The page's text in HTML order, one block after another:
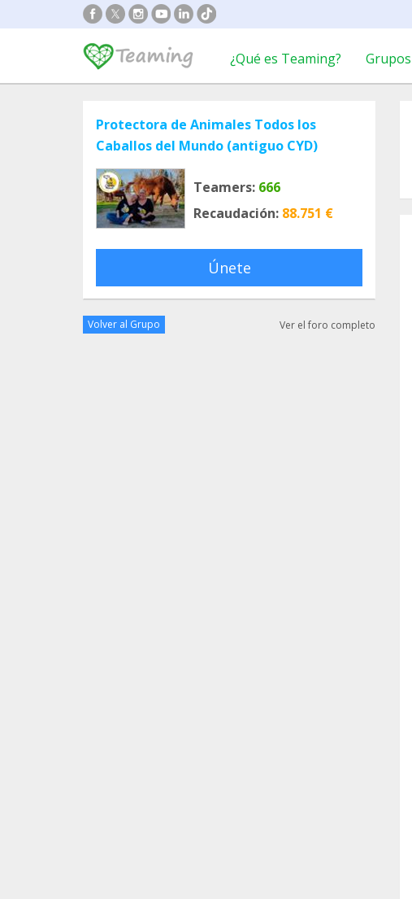
¿Qué es Teaming? Grupos
Protectora de Animales Todos los
Caballos del Mundo (antiguo CYD)
Teamers: 666
Recaudación: 88.751 €
Únete
Volver al Grupo Ver el foro completo